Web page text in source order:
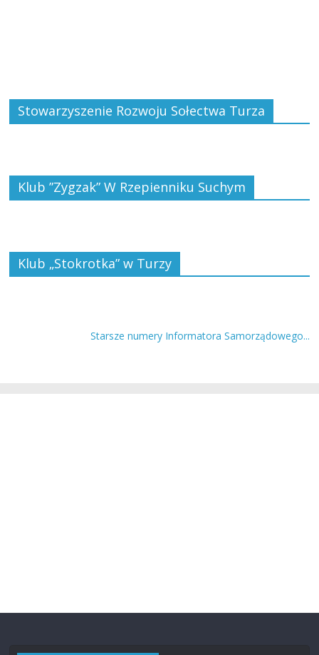
Stowarzyszenie Rozwoju Sołectwa Turza
Klub ”Zygzak” W Rzepienniku Suchym
Klub „Stokrotka” w Turzy
Starsze numery Informatora Samorządowego...